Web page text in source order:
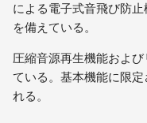
による電子式音飛び防
を備えている。
圧縮音源再生機能およ
ている。基本機能に限
れる。